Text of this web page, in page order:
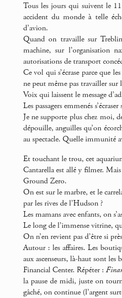
Tous les jours qui suivent le
accident du monde à telle
d’avion.
Quand on travaille sur
machine, sur l’organisation
autorisations de transport
Ce vol qui s’écrase parce que
ne peut même pas travailler sur
Voix qui laissent le message
Les passagers emmenés
Je ne supporte plus chez moi,
dépouille, anguilles qu’on
au spectacle. Quelle immunité
Et touchant le trou, cet
Cantarella est allé y filmer.
Ground Zero.
On est sur le marbre, et le
par les rives de l’Hudson ?
Les mamans avec enfants, on
Le long de l’immense vitrine,
On n’en revient pas d’être si
Autour : les affaires. Les
aux ascenseurs, là-haut sont les
Financial Center. Répéter :
la pause de midi, juste on
gâché, on continue (l’argent